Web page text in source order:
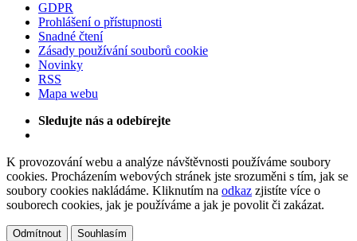
GDPR
Prohlášení o přístupnosti
Snadné čtení
Zásady používání souborů cookie
Novinky
RSS
Mapa webu
Sledujte nás a odebírejte
K provozování webu a analýze návštěvnosti používáme soubory
cookies. Procházením webových stránek jste srozuměni s tím, jak se
soubory cookies nakládáme. Kliknutím na odkaz zjistíte více o
souborech cookies, jak je používáme a jak je povolit či zakázat.
Odmítnout Souhlasím